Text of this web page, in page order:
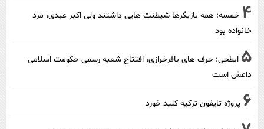
4 خمسه: همه بازیگرها شیطنت هایی داشتند ولی اکبر عبدی، مرد
خانواده بود
5 ابطحی: حرف های باقرخرازی، افتتاح شعبه رسمی حکومت اسلامی
داعش است
6 پروژه تایفون ترکیه کلید خورد